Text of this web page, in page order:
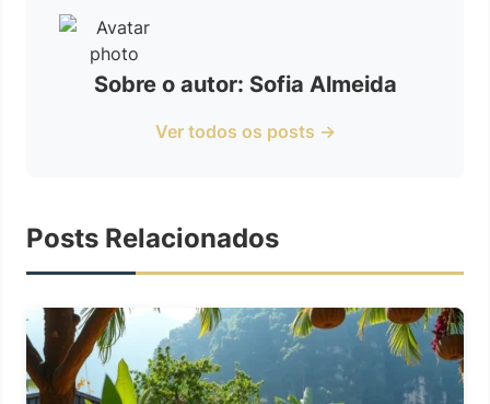
Sobre o autor: Sofia Almeida
Ver todos os posts →
Posts Relacionados